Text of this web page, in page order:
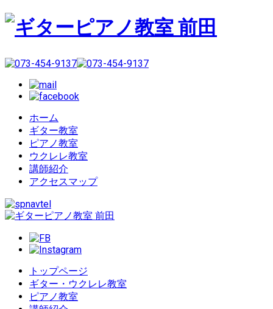
ホーム
ギター教室
ピアノ教室
ウクレレ教室
講師紹介
アクセスマップ
トップページ
ギター・ウクレレ教室
ピアノ教室